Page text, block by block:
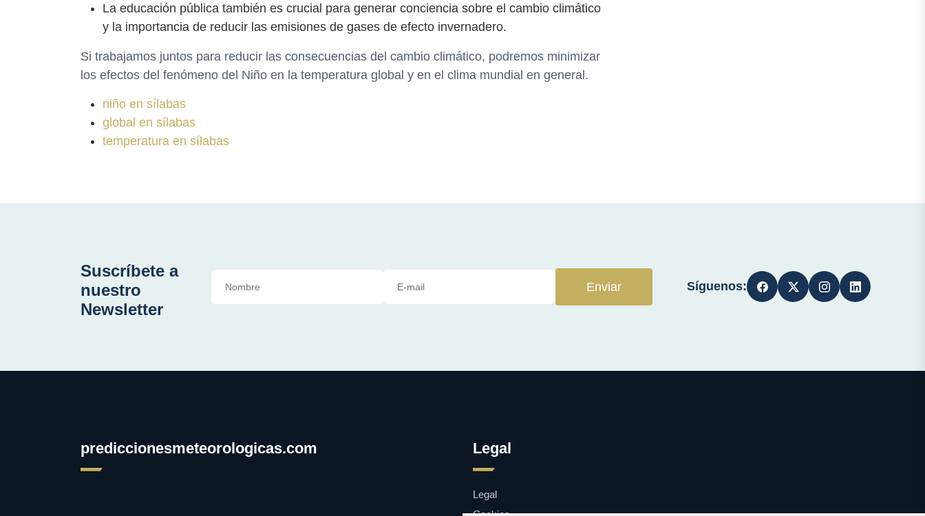
La educación pública también es crucial para generar conciencia sobre el cambio climático
y la importancia de reducir las emisiones de gases de efecto invernadero.
Si trabajamos juntos para reducir las consecuencias del cambio climático, podremos minimizar
los efectos del fenómeno del Niño en la temperatura global y en el clima mundial en general.
niño en sílabas
global en sílabas
temperatura en sílabas
Suscríbete a
nuestro
Newsletter
Enviar Síguenos:
prediccionesmeteorologicas.com Legal
Legal